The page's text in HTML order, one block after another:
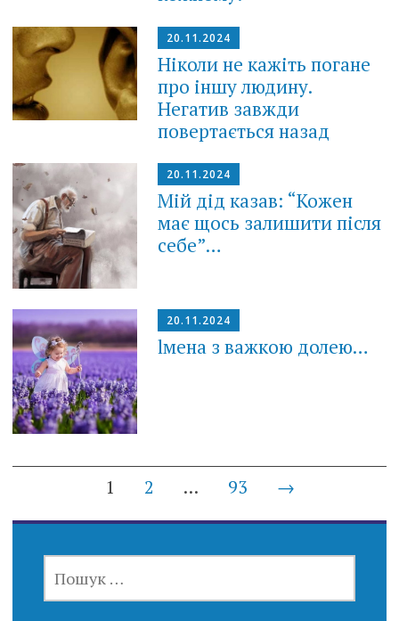
20.11.2024
Ніколи не кажіть погане
про іншу людину.
Негатив завжди
повертається назад
20.11.2024
Мій дід казав: “Кожен
має щось залишити після
себе”…
20.11.2024
lмена з вaжкою долею…
navigation
1 2 … 93 →